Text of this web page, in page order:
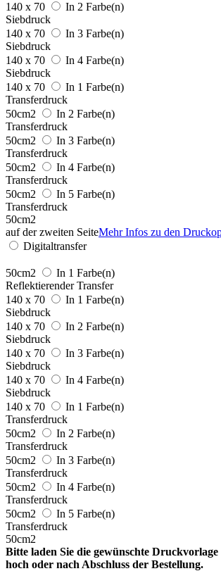
140 x 70
In 2 Farbe(n)
Siebdruck
140 x 70
In 3 Farbe(n)
Siebdruck
140 x 70
In 4 Farbe(n)
Siebdruck
140 x 70
In 1 Farbe(n)
Transferdruck
50cm2
In 2 Farbe(n)
Transferdruck
50cm2
In 3 Farbe(n)
Transferdruck
50cm2
In 4 Farbe(n)
Transferdruck
50cm2
In 5 Farbe(n)
Transferdruck
50cm2
auf der zweiten SeiteMehr Infos zu den
Digitaltransfer
50cm2
In 1 Farbe(n)
Reflektierender Transfer
140 x 70
In 1 Farbe(n)
Siebdruck
140 x 70
In 2 Farbe(n)
Siebdruck
140 x 70
In 3 Farbe(n)
Siebdruck
140 x 70
In 4 Farbe(n)
Siebdruck
140 x 70
In 1 Farbe(n)
Transferdruck
50cm2
In 2 Farbe(n)
Transferdruck
50cm2
In 3 Farbe(n)
Transferdruck
50cm2
In 4 Farbe(n)
Transferdruck
50cm2
In 5 Farbe(n)
Transferdruck
50cm2
Bitte laden Sie die gewünschte
hoch oder nach Abschluss der Bestellung.